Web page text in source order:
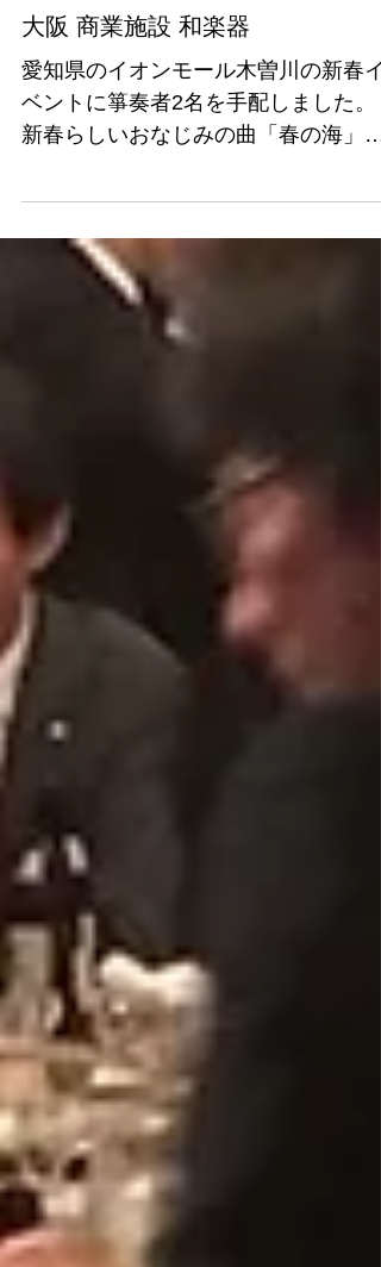
2019年1月3日
大阪 商業施設 和楽器
愛知県のイオンモール木曽川の新春イ
新春らしいおなじみの曲「春の海」か
らJ-POP AKB48の「365日の紙飛行
機」等の演奏もあり ご高齢のお客様が
多く、熱心に聞き入っておりました。
和楽のお手配も是非SDB...